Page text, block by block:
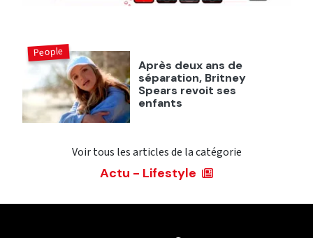
Après deux ans de
séparation, Britney
Spears revoit ses
enfants
People
Voir tous les articles de la catégorie
Actu - Lifestyle